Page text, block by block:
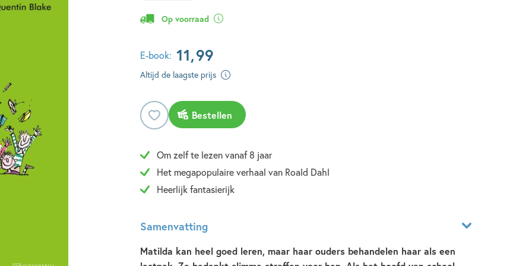
Op voorraad
E-book: 11,99
Altijd de laagste prijs
Bestellen
Om zelf te lezen vanaf 8 jaar
Het megapopulaire verhaal van Roald Dahl
Heerlijk fantasierijk
Samenvatting
Matilda kan heel goed leren, maar haar ouders behandelen haar als een